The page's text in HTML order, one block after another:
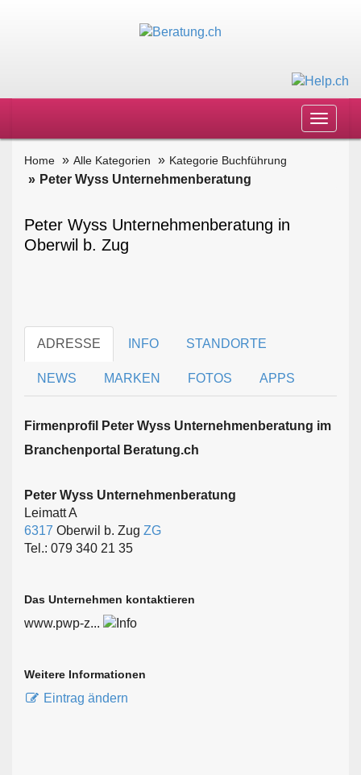
Toggle
Home Alle Kategorien Kategorie Buchführung
Peter Wyss Unternehmenberatung
Peter Wyss Unternehmenberatung in
Oberwil b. Zug
ADRESSE INFO STANDORTE
NEWS MARKEN FOTOS APPS
Firmen­profil Peter Wyss Unternehmenberatung im
Branchen­portal Beratung.ch
Peter Wyss Unternehmenberatung
Leimatt A
6317 Oberwil b. Zug ZG
Tel.: 079 340 21 35
Das Unternehmen kontaktieren
www.pwp-z...
Weitere Informationen
Eintrag ändern